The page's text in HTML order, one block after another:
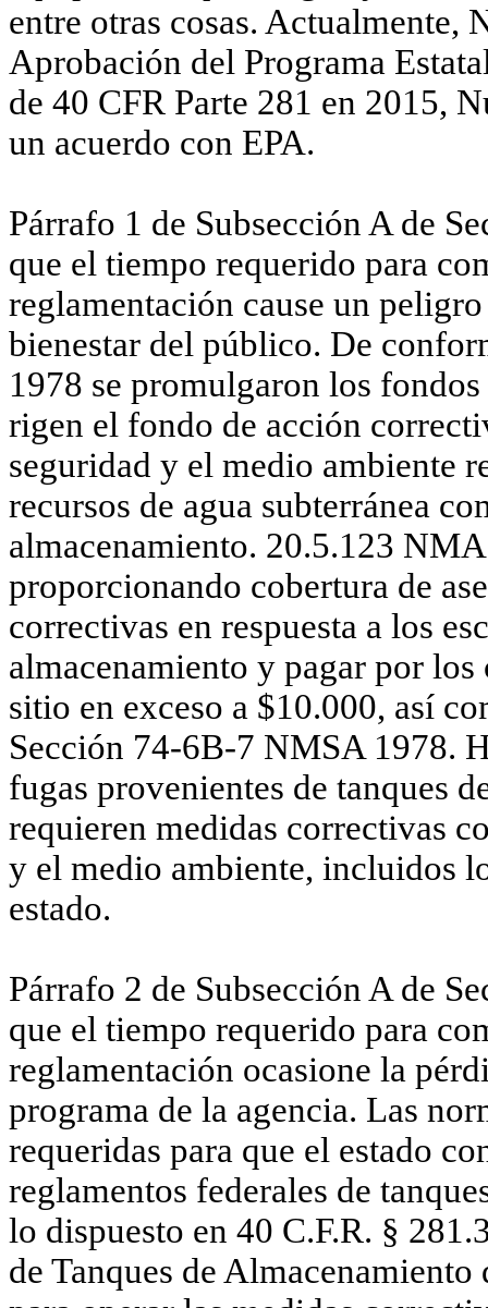
entre otras cosas. Actualmente,
Aprobación del Programa
de 40 CFR Parte 281 en 2015,
un acuerdo con EPA.
Párrafo 1 de Subsección A de
que el tiempo requerido para
reglamentación cause un
bienestar del público. De
1978 se promulgaron los
rigen el fondo de acción
seguridad y el medio ambiente
recursos de agua subterránea
almacenamiento. 20.5.123
proporcionando cobertura de
correctivas en respuesta a los
almacenamiento y pagar por
sitio en exceso a $10.000, así
Sección 74-6B-7 NMSA 1978.
fugas provenientes de tanques
requieren medidas correctivas
y el medio ambiente, incluidos
estado.
Párrafo 2 de Subsección A de
que el tiempo requerido para
reglamentación ocasione la
programa de la agencia. Las
requeridas para que el estado
reglamentos federales de
lo dispuesto en 40 C.F.R. §
de Tanques de